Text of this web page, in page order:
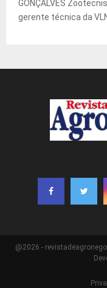
GONÇALVES
gerente técnica da
@2026 -